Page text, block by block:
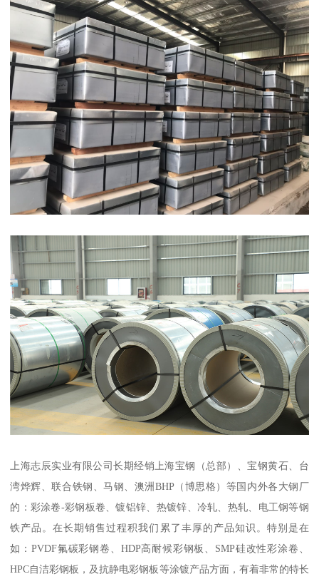
上海志辰实业有限公司长期经销上海宝钢（总部）、宝钢黄石、台
湾烨辉、联合铁钢、马钢、澳洲BHP（博思格）等国内外各大钢厂
的：彩涂卷-彩钢板卷、镀铝锌、热镀锌、冷轧、热轧、电工钢等钢
铁产品。在长期销售过程积我们累了丰厚的产品知识。特别是在
如：PVDF氟碳彩钢卷、HDP高耐候彩钢板、SMP硅改性彩涂卷、
HPC自洁彩钢板，及抗静电彩钢板等涂镀产品方面，有着非常的特长